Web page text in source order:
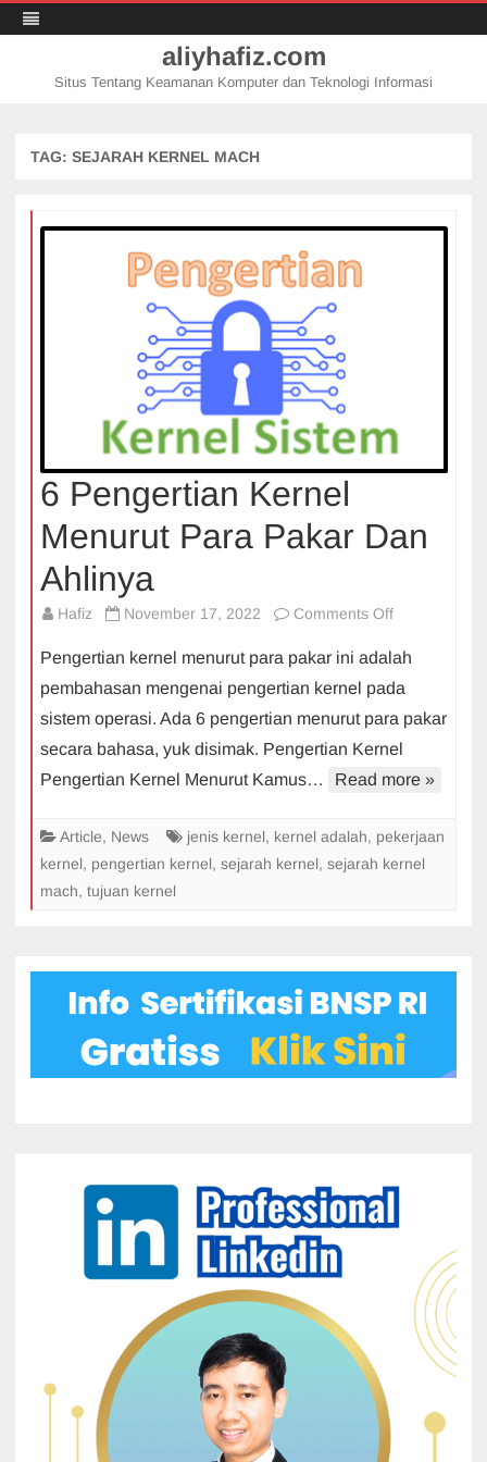
aliyhafiz.com
Situs Tentang Keamanan Komputer dan Teknologi Informasi
TAG: SEJARAH KERNEL MACH
6 Pengertian Kernel
Menurut Para Pakar Dan
Ahlinya
Hafiz November 17, 2022 Comments Offon
Pengertian
Kernel
Menurut
Para
Pakar
Ahlinya
Pengertian kernel menurut para pakar ini adalah
pembahasan mengenai pengertian kernel pada
sistem operasi. Ada 6 pengertian menurut para pakar
secara bahasa, yuk disimak. Pengertian Kernel
Pengertian Kernel Menurut Kamus…
Read more »
Article, News jenis kernel, kernel adalah, pekerjaan
kernel, pengertian kernel, sejarah kernel, sejarah kernel
mach, tujuan kernel